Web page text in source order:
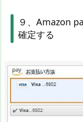
９、Amazon
確定する